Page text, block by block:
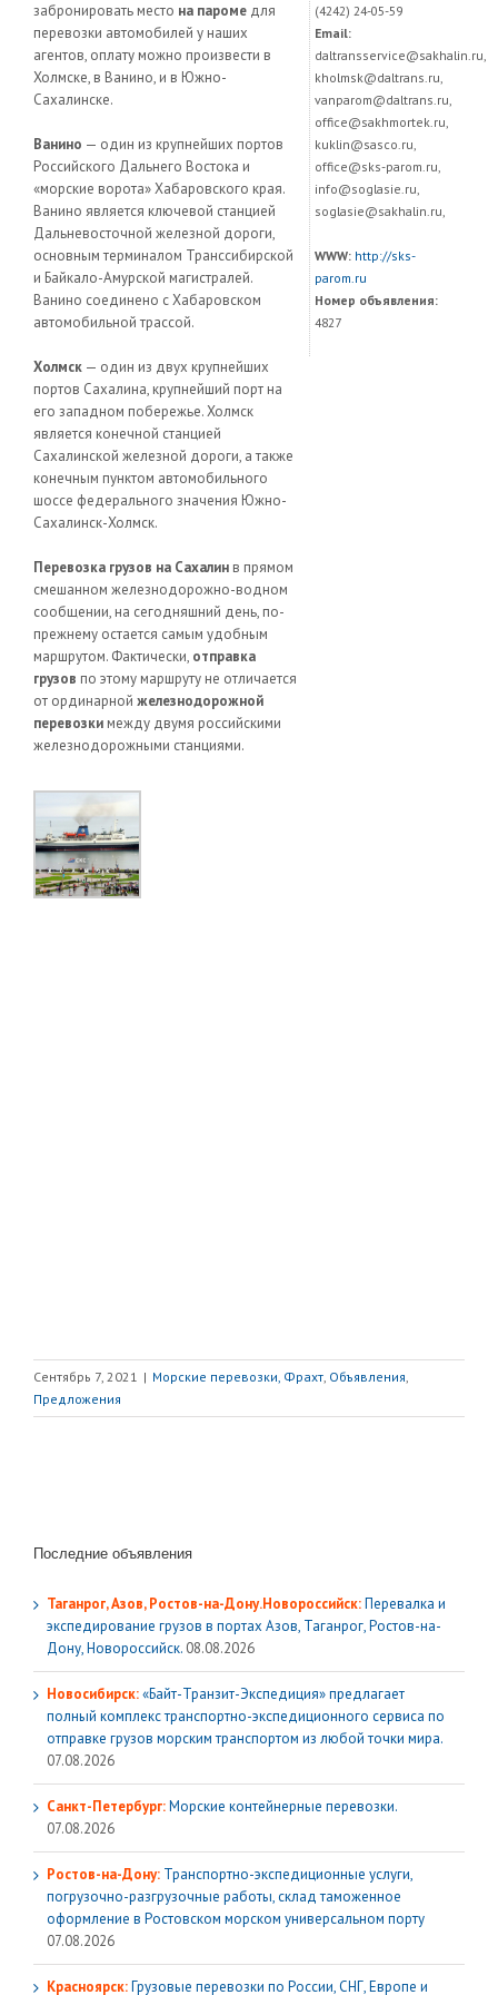
забронировать место на пароме для
перевозки автомобилей у наших
агентов, оплату можно произвести в
Холмске, в Ванино, и в Южно-
Сахалинске.
Ванино — один из крупнейших портов
Российского Дальнего Востока и
«морские ворота» Хабаровского края.
Ванино является ключевой станцией
Дальневосточной железной дороги,
основным терминалом Транссибирской
и Байкало-Амурской магистралей.
Ванино соединено с Хабаровском
автомобильной трассой.
Холмск — один из двух крупнейших
портов Сахалина, крупнейший порт на
его западном побережье. Холмск
является конечной станцией
Сахалинской железной дороги, а также
конечным пунктом автомобильного
шоссе федерального значения Южно-
Сахалинск-Холмск.
Перевозка грузов на Сахалин в прямом
смешанном железнодорожно-водном
сообщении, на сегодняшний день, по-
прежнему остается самым удобным
маршрутом. Фактически, отправка
грузов по этому маршруту не отличается
от ординарной железнодорожной
перевозки между двумя российскими
железнодорожными станциями.
(4242) 24-05-59
Email:
daltransservice@sakhalin.ru,
kholmsk@daltrans.ru,
vanparom@daltrans.ru,
office@sakhmortek.ru,
kuklin@sasco.ru,
office@sks-parom.ru,
info@soglasie.ru,
soglasie@sakhalin.ru,
WWW: http://sks-
parom.ru
Номер объявления:
4827
Сентябрь 7, 2021 | Морские перевозки, Фрахт, Объявления,
Предложения
Последние объявления
Таганрог, Азов, Ростов-на-Дону.Новороссийск:Перевалка и
экспедирование грузов в портах Азов, Таганрог, Ростов-на-
Дону, Новороссийск. 08.08.2026
Новосибирск:«Байт-Транзит-Экспедиция» предлагает
полный комплекс транспортно-экспедиционного сервиса по
отправке грузов морским транспортом из любой точки мира.
07.08.2026
Санкт-Петербург:Морские контейнерные перевозки.
07.08.2026
Ростов-на-Дону: Транспортно-экспедиционные услуги,
погрузочно-разгрузочные работы, склад таможенное
оформление в Ростовском морском универсальном порту
07.08.2026
Красноярск:Грузовые перевозки по России, СНГ, Европе и